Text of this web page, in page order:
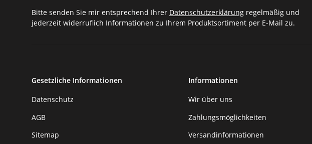
Bitte senden Sie mir entsprechend Ihrer Datenschutzerklärung regelmäßig und
jederzeit widerruflich Informationen zu Ihrem Produktsortiment per E-Mail zu.
Gesetzliche Informationen
Datenschutz
AGB
Sitemap
Informationen
Wir über uns
Zahlungsmöglichkeiten
Versandinformationen